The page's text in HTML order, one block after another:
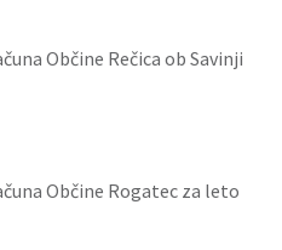
Občine Rečica ob Savinji
Občine Rogatec za leto